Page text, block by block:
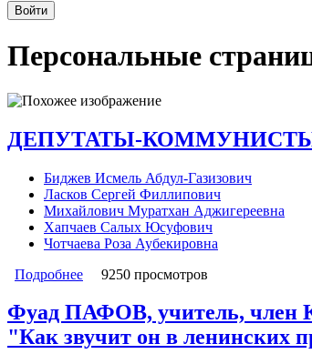
Персональные
ДЕПУТАТЫ-КОММУНИСТЫ
Биджев Исмель Абдул-Газизович
Ласков Сергей Филлипович
Михайлович Муратхан Аджигереевна
Хапчаев Салых Юсуфович
Чотчаева Роза Аубекировна
Подробнее о ДЕПУТАТЫ-КОММУНИСТЫ
9250 просмотров
Фуад ПАФОВ, учитель, член
"Как звучит он в ленинских